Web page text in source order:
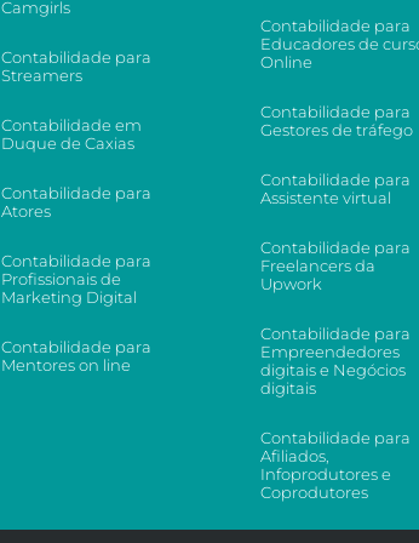
Camgirls
Contabilidade para
Streamers
Contabilidade em
Duque de Caxias
Contabilidade para
Atores
Contabilidade para
Profissionais de
Marketing Digital
Contabilidade para
Mentores on line
Contabilidade para
Educadores de
Online
Contabilidade para
Gestores de tráfego
Contabilidade para
Assistente virtual
Contabilidade para
Freelancers da
Upwork
Contabilidade para
Empreendedores
digitais e Negócios
digitais
Contabilidade para
Afiliados,
Infoprodutores e
Coprodutores